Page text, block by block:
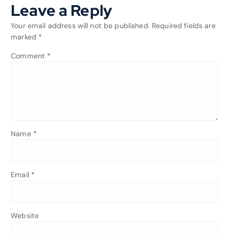
Leave a Reply
Your email address will not be published. Required fields are
marked *
Comment *
Name *
Email *
Website